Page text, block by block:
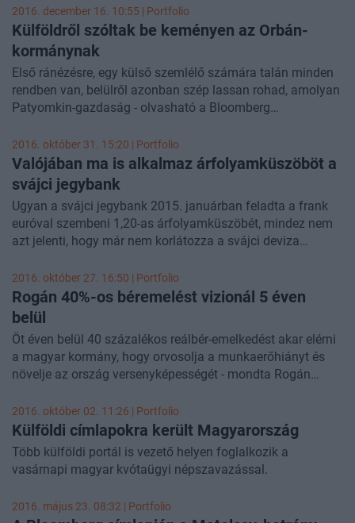
tapasztalható. A terméktanács szerint április közepéig
maradhat a jelenlegi szűkös kínálat, és akkorra
rendeződhetnek a fogyasztói árak is - számolt be az
Klub Híradója.
2016. december 16. 10:55 | Portfolio
Külföldről szóltak be keményen az Orbán-
kormánynak
Első ránézésre, egy külső szemlélő számára talán minden
rendben van, belülről azonban szép lassan rohad, amolyan
Patyomkin-gazdaság - olvasható a Bloomberg
szakértők szerint hiába a költségvetési fegyelem és a
felminősítések, a kiszámíthatatlan, piacellenes
intézkedések miatt egyszerűen nincs meg a külföldi
befektetők bizalma az ország iránt, emiatt pedig
folyamatosan csökken Magyarország növekedési
potenciálja. A legfontosabb feladat az urambátyám-
rendszer felszámolása, a piaci bizalom helyreállítása lenne,
2016. október 31. 15:20 | Portfolio
Valójában ma is alkalmaz árfolyamküszöböt a
svájci jegybank
Ugyan a svájci jegybank 2015. januárban feladta a frank
euróval szembeni 1,20-as árfolyamküszöbét, mindez nem
azt jelenti, hogy már nem korlátozza a svájci deviza
2016. október 27. 16:50 | Portfolio
Rogán 40%-os béremelést vizionál 5 éven
belül
Öt éven belül 40 százalékos reálbér-emelkedést akar elérni
a magyar kormány, hogy orvosolja a munkaerőhiányt és
növelje az ország versenyképességét - mondta Rogán
Bloombergnek adott interjújában.
2016. október 02. 11:26 | Portfolio
Külföldi címlapokra került Magyarország
Több külföldi portál is vezető helyen foglalkozik a
vasárnapi magyar kvótaügyi népszavazással.
2016. május 23. 08:32 | Portfolio